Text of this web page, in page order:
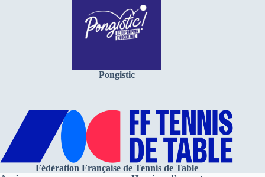
Pongistic
Fédération Française de Tennis de Table